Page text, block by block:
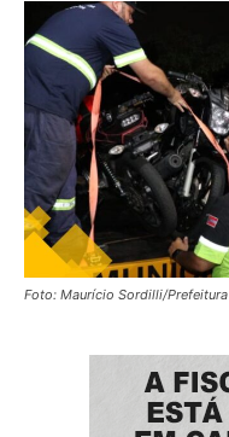
Foto: Maurício Sordilli/Prefeitura